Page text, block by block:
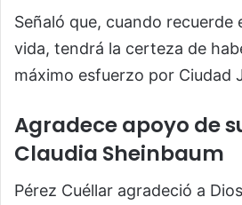
Señaló que, cuando recuerde
vida, tendrá la certeza de
máximo esfuerzo por Ciudad
Agradece apoyo de
Claudia Sheinbaum
Pérez Cuéllar agradeció a